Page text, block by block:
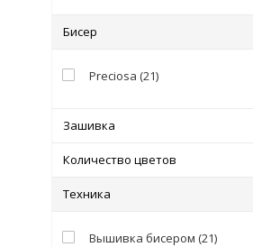
Бисер
Preciosa (21)
Зашивка
Количество цветов
Техника
Вышивка бисером (21)